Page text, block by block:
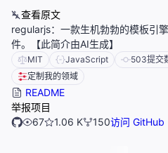
查看原文
regularjs：一款生机勃勃的模板引
件。【此简介由AI生成】
MIT JavaScript 503提交
定制我的领域
README
举报项目
67
1.06 K 150访问 GitHub